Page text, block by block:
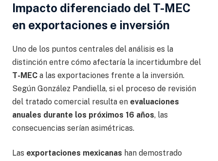
Impacto diferenciado del T-MEC
en exportaciones e inversión
Uno de los puntos centrales del análisis es la
distinción entre cómo afectaría la incertidumbre del
T-MEC a las exportaciones frente a la inversión.
Según González Pandiella, si el proceso de revisión
del tratado comercial resulta en evaluaciones
anuales durante los próximos 16 años, las
consecuencias serían asimétricas.
Las exportaciones mexicanas han demostrado